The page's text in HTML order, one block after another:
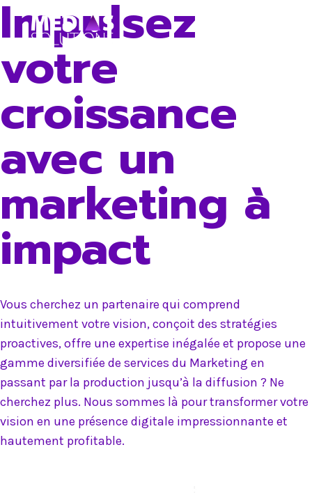
Skip
Impulsez
votre
croissance
avec un
marketing à
impact
Vous cherchez un partenaire qui comprend
intuitivement votre vision, conçoit des stratégies
proactives, offre une expertise inégalée et propose une
gamme diversifiée de services du Marketing en
passant par la production jusqu’à la diffusion ? Ne
cherchez plus. Nous sommes là pour transformer votre
vision en une présence digitale impressionnante et
hautement profitable.